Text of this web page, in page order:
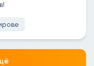
ещё